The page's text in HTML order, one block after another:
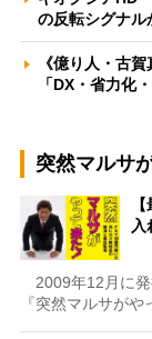
の反転シグナ
《億り人・古
「DX・省力化
突然マルサ
入
2009年12月に発
『突然マルサが